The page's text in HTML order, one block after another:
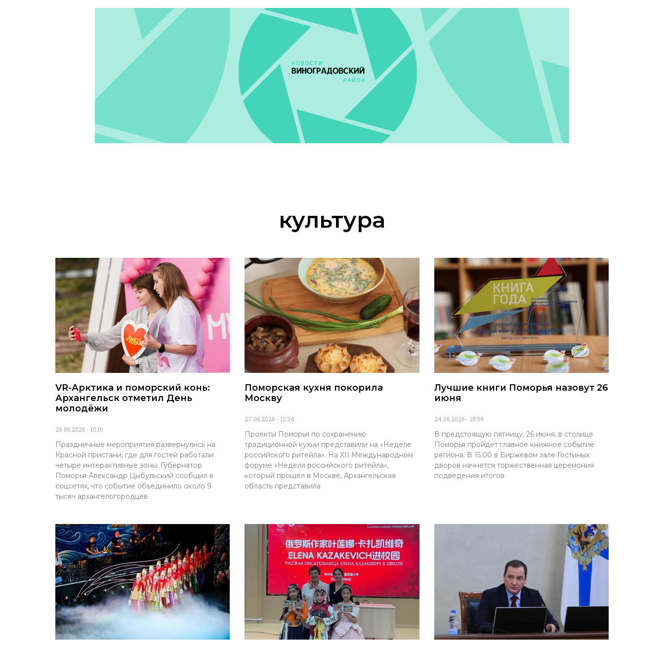
культура
VR-Арктика и поморский конь:
Архангельск отметил День
молодёжи
28.06.2026 10:10
Праздничные мероприятия развернулись на
Красной пристани, где для гостей работали
четыре интерактивные зоны. Губернатор
Поморья Александр Цыбульский сообщил в
соцсетях, что событие объединило около 9
тысяч архангелогородцев
Поморская кухня покорила
Москву
27.06.2026 12:34
Проекты Поморья по сохранению
традиционной кухни представили на «Неделе
российского ритейла». На XII Международном
форуме «Неделя российского ритейла»,
который прошёл в Москве, Архангельская
область представила
Лучшие книги Поморья назовут 26
июня
24.06.2026 18:59
В предстоящую пятницу, 26 июня, в столице
Поморья пройдет главное книжное событие
региона. В 15:00 в Биржевом зале Гостиных
дворов начнется торжественная церемония
подведения итогов